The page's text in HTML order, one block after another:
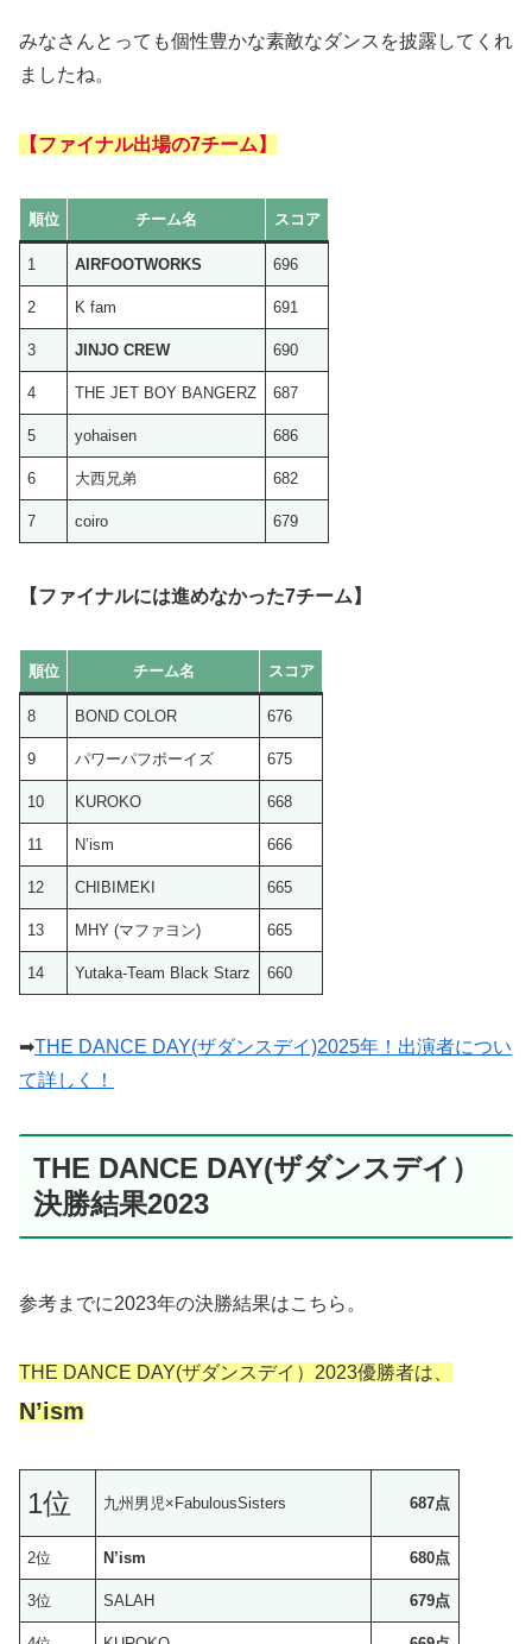
みなさんとっても個性豊かな素敵なダンスを披露してくれ
ましたね。
【ファイナル出場の7チーム】
順位 チーム名 スコア
1 AIRFOOTWORKS 696
2 K fam 691
3 JINJO CREW 690
4 THE JET BOY BANGERZ 687
5 yohaisen 686
6 大西兄弟 682
7 coiro 679
【ファイナルには進めなかった7チーム】
順位 チーム名 スコア
8 BOND COLOR 676
9 パワーパフボーイズ 675
10 KUROKO 668
11 N’ism 666
12 CHIBIMEKI 665
13 MHY (マファヨン) 665
14 Yutaka-Team Black Starz 660
➡THE DANCE DAY(ザダンスデイ)2025年！出演者につい
て詳しく！
THE DANCE DAY(ザダンスデイ）
決勝結果2023
参考までに2023年の決勝結果はこちら。
THE DANCE DAY(ザダンスデイ）2023優勝者は、
N’ism
1位 九州男児×FabulousSisters 687点
2位 N’ism 680点
3位 SALAH 679点